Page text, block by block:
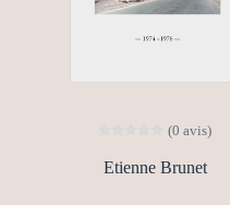
(0 avis)
Etienne Brunet